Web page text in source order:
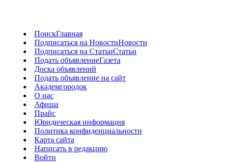
ПоискГлавная
Подписаться на НовостиНовости
Подписаться на СтатьиСтатьи
Подать объявлениеГазета
Доска объявлений
Подать объявление на сайт
Академгородок
О нас
Афиша
Прайс
Юридическая информация
Политика конфиденциальности
Карта сайта
Написать в редакцию
Войти